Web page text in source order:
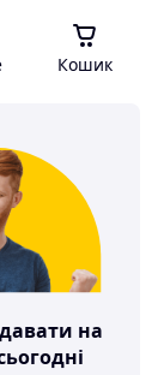
Кошик
на